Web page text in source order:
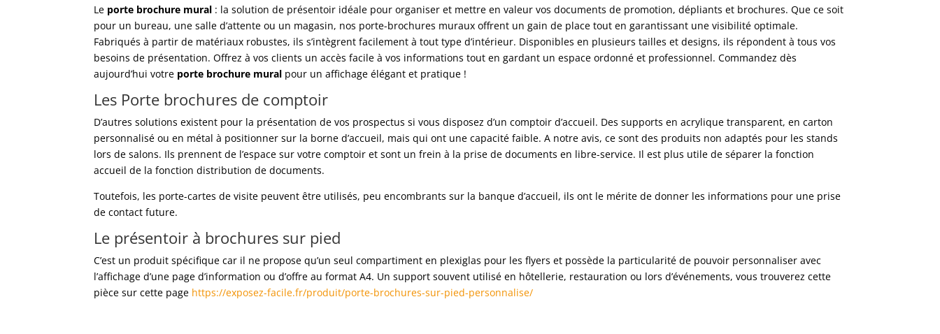
Le porte brochure mural : la solution de présentoir idéale pour organiser et mettre en valeur vos documents de promotion, dépliants et brochures. Que ce soit
pour un bureau, une salle d’attente ou un magasin, nos porte-brochures muraux offrent un gain de place tout en garantissant une visibilité optimale.
Fabriqués à partir de matériaux robustes, ils s’intègrent facilement à tout type d’intérieur. Disponibles en plusieurs tailles et designs, ils répondent à tous vos
besoins de présentation. Offrez à vos clients un accès facile à vos informations tout en gardant un espace ordonné et professionnel. Commandez dès
aujourd’hui votre porte brochure mural pour un affichage élégant et pratique !
Les Porte brochures de comptoir
D’autres solutions existent pour la présentation de vos prospectus si vous disposez d’un comptoir d’accueil. Des supports en acrylique transparent, en carton
personnalisé ou en métal à positionner sur la borne d’accueil, mais qui ont une capacité faible. A notre avis, ce sont des produits non adaptés pour les stands
lors de salons. Ils prennent de l’espace sur votre comptoir et sont un frein à la prise de documents en libre-service. Il est plus utile de séparer la fonction
accueil de la fonction distribution de documents.
Toutefois, les porte-cartes de visite peuvent être utilisés, peu encombrants sur la banque d’accueil, ils ont le mérite de donner les informations pour une prise
de contact future.
Le présentoir à brochures sur pied
C’est un produit spécifique car il ne propose qu’un seul compartiment en plexiglas pour les flyers et possède la particularité de pouvoir personnaliser avec
l’affichage d’une page d’information ou d’offre au format A4. Un support souvent utilisé en hôtellerie, restauration ou lors d’événements, vous trouverez cette
pièce sur cette page https://exposez-facile.fr/produit/porte-brochures-sur-pied-personnalise/